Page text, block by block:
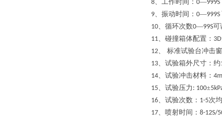
8、工作时间： 0—999S
9、振动时间： 0—999S
10、循环次数0—99S可
11、碰撞箱体配置： 3D
12、 标准试验台冲击
13、试验箱外尺寸：约
14、试验冲击材料：
15、试验压力 : 100±
16、试验次数： 1-5次
17、喷射时间： 8-12S/